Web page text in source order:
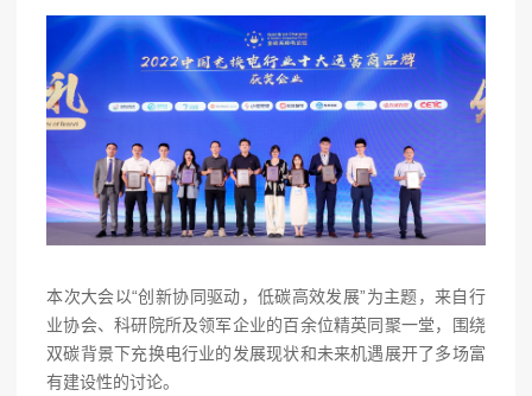
本次大会以“创新协同驱动，低碳高效发展”为主题，来自行
业协会、科研院所及领军企业的百余位精英同聚一堂，围绕
双碳背景下充换电行业的发展现状和未来机遇展开了多场富
有建设性的讨论。